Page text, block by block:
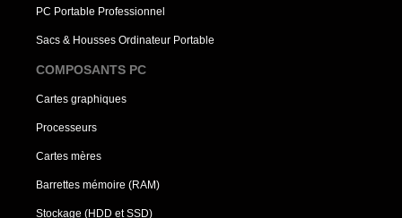
PC Portable Professionnel
Sacs & Housses Ordinateur Portable
COMPOSANTS PC
Cartes graphiques
Processeurs
Cartes mères
Barrettes mémoire (RAM)
Stockage (HDD et SSD)